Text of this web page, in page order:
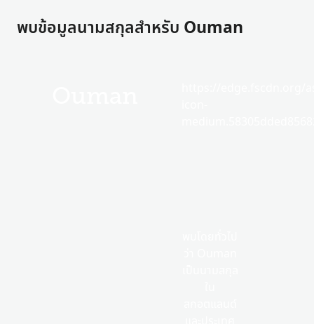
พบข้อมูลนามสกุลสำหรับ Ouman